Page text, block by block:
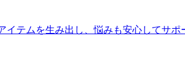
テムを生み出し、悩みも安心してサポ